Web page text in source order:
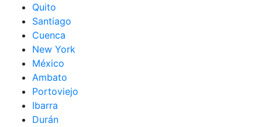
Quito
Santiago
Cuenca
New York
México
Ambato
Portoviejo
Ibarra
Durán